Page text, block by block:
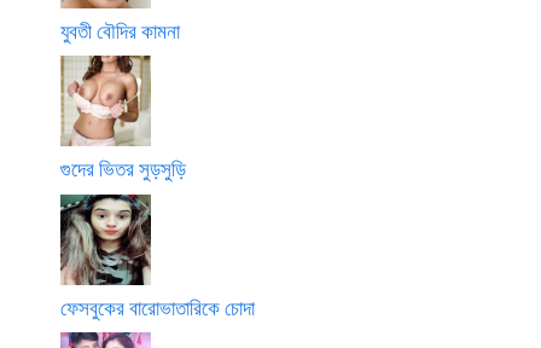
যুবতী বৌদির কামনা
গুদের ভিতর সুড়সুড়ি
ফেসবুকের বারোভাতারিকে চোদা